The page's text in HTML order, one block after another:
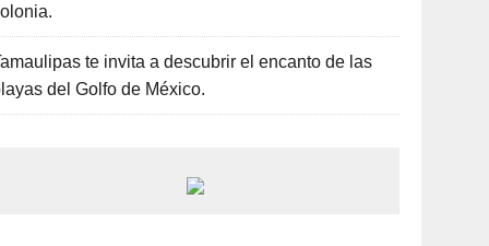
te invita a descubrir el encanto de las
del Golfo de México.